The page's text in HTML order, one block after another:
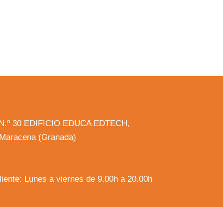
30 EDIFICIO EDUCA EDTECH,
(Granada)
Lunes a viernes de 9.00h a 20.00h